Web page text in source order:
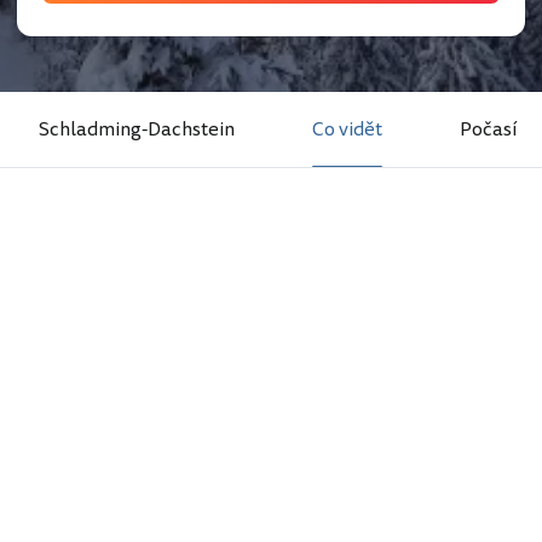
Schladming-Dachstein Co vidět Počasí